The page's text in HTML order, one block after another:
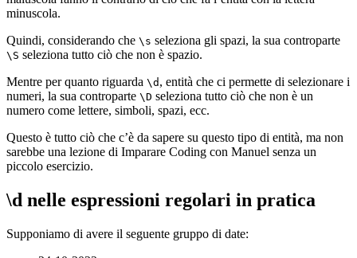
minuscola.
Quindi, considerando che \s seleziona gli spazi, la sua controparte
\S seleziona tutto ciò che non è spazio.
Mentre per quanto riguarda \d , entità che ci permette di selezionare i
numeri, la sua controparte \D seleziona tutto ciò che non è un
numero come lettere, simboli, spazi, ecc.
Questo è tutto ciò che c’è da sapere su questo tipo di entità, ma non
sarebbe una lezione di Imparare Coding con Manuel senza un
piccolo esercizio.
\d nelle espressioni regolari in pratica
Supponiamo di avere il seguente gruppo di date: